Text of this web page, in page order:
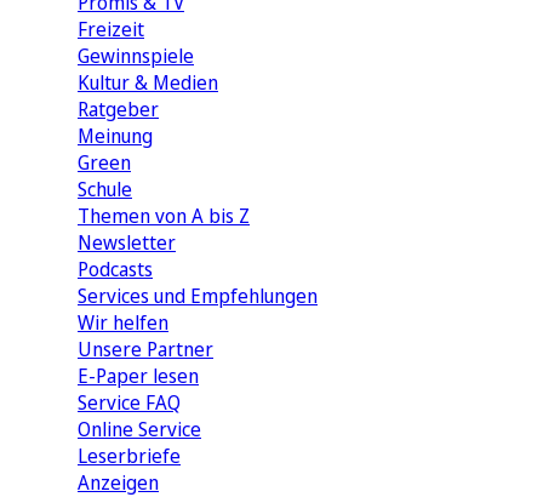
Freizeit
Gewinnspiele
Kultur & Medien
Ratgeber
Meinung
Green
Schule
Themen von A bis Z
Newsletter
Podcasts
Services und Empfehlungen
Wir helfen
Unsere Partner
E-Paper lesen
Service FAQ
Online Service
Leserbriefe
Anzeigen